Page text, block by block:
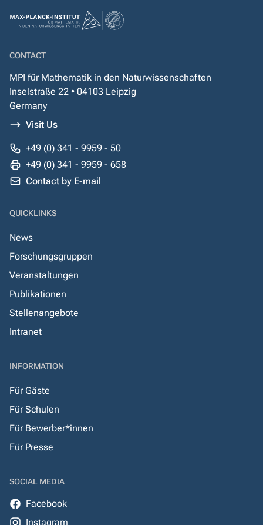
CONTACT
MPI für Mathematik in den Naturwissenschaften
Inselstraße 22 • 04103 Leipzig
Germany
Visit Us
+49 (0) 341 - 9959 - 50
+49 (0) 341 - 9959 - 658
Contact by E-mail
QUICKLINKS
News
Forschungsgruppen
Veranstaltungen
Publikationen
Stellenangebote
Intranet
INFORMATION
Für Gäste
Für Schulen
Für Bewerber*innen
Für Presse
SOCIAL MEDIA
Facebook
Instagram